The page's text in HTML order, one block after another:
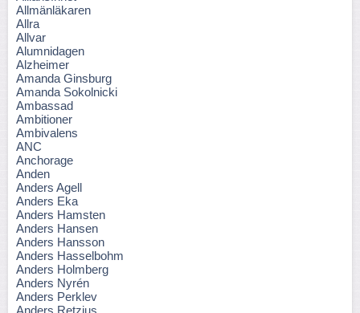
Allmänläkaren
Allra
Allvar
Alumnidagen
Alzheimer
Amanda Ginsburg
Amanda Sokolnicki
Ambassad
Ambitioner
Ambivalens
ANC
Anchorage
Anden
Anders Agell
Anders Eka
Anders Hamsten
Anders Hansen
Anders Hansson
Anders Hasselbohm
Anders Holmberg
Anders Nyrén
Anders Perklev
Anders Retzius